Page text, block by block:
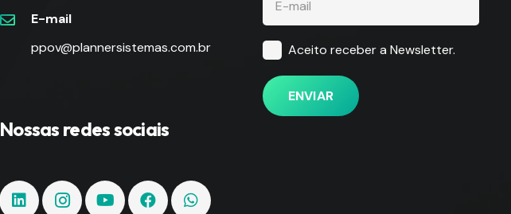
E-mail
ppov@plannersistemas.com.br
Nossas redes sociais
Aceito receber a Newsletter.
ENVIAR